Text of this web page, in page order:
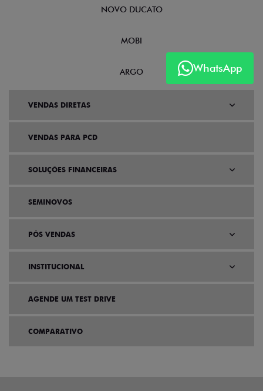
WhatsApp
NOVO DUCATO
MOBI
ARGO
VENDAS DIRETAS
VENDAS PARA PCD
SOLUÇÕES FINANCEIRAS
SEMINOVOS
PÓS VENDAS
INSTITUCIONAL
AGENDE UM TEST DRIVE
COMPARATIVO